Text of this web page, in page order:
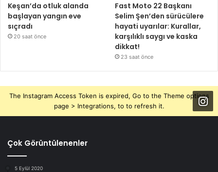
Keşan’da otluk alanda
başlayan yangın eve
sıçradı
20 saat önce
Fast Moto 22 Başkanı
Selim Şen’den sürücülere
hayati uyarılar: Kurallar,
karşılıklı saygı ve kaska
dikkat!
23 saat önce
The Instagram Access Token is expired, Go to the Theme options
page > Integrations, to to refresh it.
Çok Görüntülenenler
5 Eylül 2020